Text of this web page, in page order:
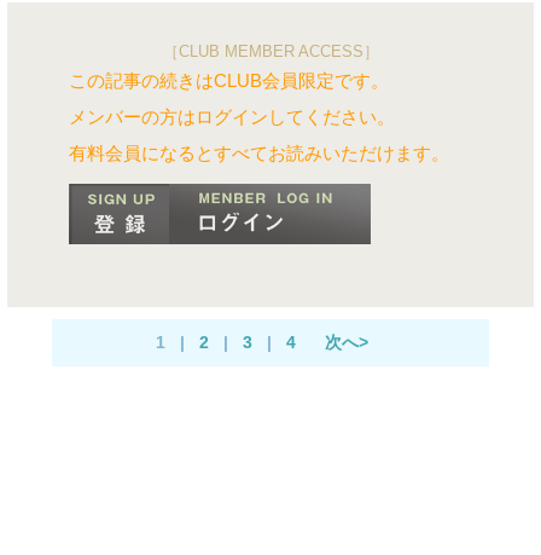
［CLUB MEMBER ACCESS］
この記事の続きはCLUB会員限定です。
メンバーの方はログインしてください。
有料会員になるとすべてお読みいただけます。
1 | 2 | 3| 4 次へ>